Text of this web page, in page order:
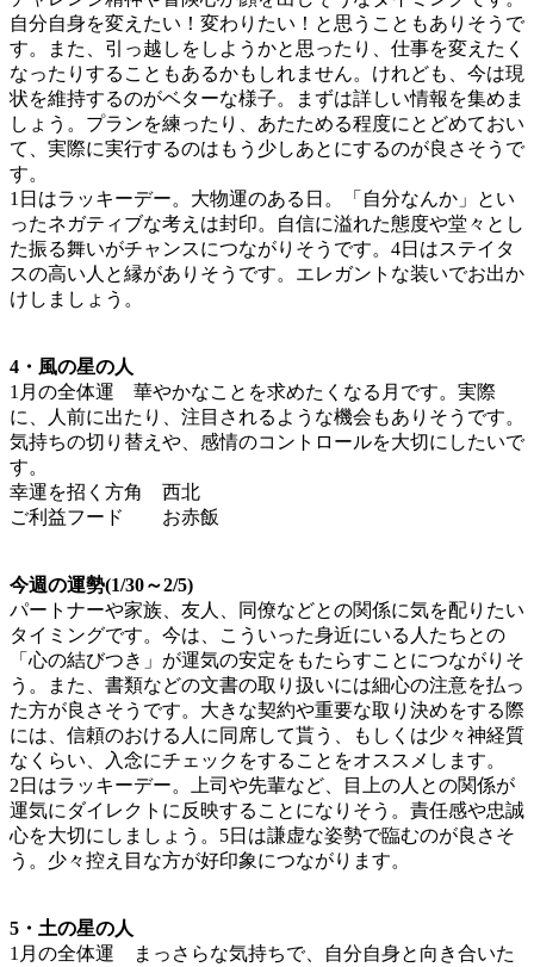
自分自身を変えたい！変わりたい！と思うこともありそうで
す。また、引っ越しをしようかと思ったり、仕事を変えたく
なったりすることもあるかもしれません。けれども、今は現
状を維持するのがベターな様子。まずは詳しい情報を集めま
しょう。プランを練ったり、あたためる程度にとどめておい
て、実際に実行するのはもう少しあとにするのが良さそうで
す。
1日はラッキーデー。大物運のある日。「自分なんか」とい
ったネガティブな考えは封印。自信に溢れた態度や堂々とし
た振る舞いがチャンスにつながりそうです。4日はステイタ
スの高い人と縁がありそうです。エレガントな装いでお出か
けしましょう。
4・風の星の人
1月の全体運 華やかなことを求めたくなる月です。実際
に、人前に出たり、注目されるような機会もありそうです。
気持ちの切り替えや、感情のコントロールを大切にしたいで
す。
幸運を招く方角 西北
ご利益フード お赤飯
今週の運勢(1/30～2/5)
パートナーや家族、友人、同僚などとの関係に気を配りたい
タイミングです。今は、こういった身近にいる人たちとの
「心の結びつき」が運気の安定をもたらすことにつながりそ
う。また、書類などの文書の取り扱いには細心の注意を払っ
た方が良さそうです。大きな契約や重要な取り決めをする際
には、信頼のおける人に同席して貰う、もしくは少々神経質
なくらい、入念にチェックをすることをオススメします。
2日はラッキーデー。上司や先輩など、目上の人との関係が
運気にダイレクトに反映することになりそう。責任感や忠誠
心を大切にしましょう。5日は謙虚な姿勢で臨むのが良さそ
う。少々控え目な方が好印象につながります。
5・土の星の人
1月の全体運 まっさらな気持ちで、自分自身と向き合いた